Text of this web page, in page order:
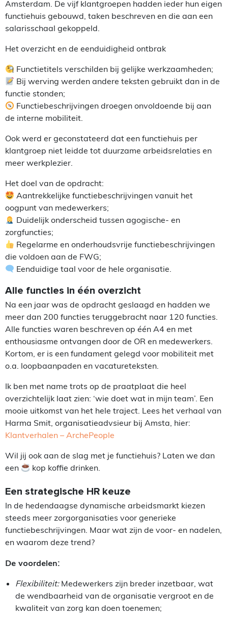
Amsterdam. De vijf klantgroepen hadden ieder hun eigen
functiehuis gebouwd, taken beschreven en die aan een
salarisschaal gekoppeld.
Het overzicht en de eenduidigheid ontbrak
Functietitels verschilden bij gelijke werkzaamheden;
Bij werving werden andere teksten gebruikt dan in de
functie stonden;
Functiebeschrijvingen droegen onvoldoende bij aan
de interne mobiliteit.
Ook werd er geconstateerd dat een functiehuis per
klantgroep niet leidde tot duurzame arbeidsrelaties en
meer werkplezier.
Het doel van de opdracht:
Aantrekkelijke functiebeschrijvingen vanuit het
oogpunt van medewerkers;
Duidelijk onderscheid tussen agogische- en
zorgfuncties;
Regelarme en onderhoudsvrije functiebeschrijvingen
die voldoen aan de FWG;
Eenduidige taal voor de hele organisatie.
Alle functies in één overzicht
Na een jaar was de opdracht geslaagd en hadden we
meer dan 200 functies teruggebracht naar 120 functies.
Alle functies waren beschreven op één A4 en met
enthousiasme ontvangen door de OR en medewerkers.
Kortom, er is een fundament gelegd voor mobiliteit met
o.a. loopbaanpaden en vacatureteksten.
Ik ben met name trots op de praatplaat die heel
overzichtelijk laat zien: ‘wie doet wat in mijn team’. Een
mooie uitkomst van het hele traject. Lees het verhaal van
Harma Smit, organisatieadvsieur bij Amsta, hier:
Klantverhalen – ArchePeople
Wil jij ook aan de slag met je functiehuis? Laten we dan
een
kop koffie drinken.
Een strategische HR keuze
In de hedendaagse dynamische arbeidsmarkt kiezen
steeds meer zorgorganisaties voor generieke
functiebeschrijvingen. Maar wat zijn de voor- en nadelen,
en waarom deze trend?
De voordelen:
Flexibiliteit:Medewerkers zijn breder inzetbaar, wat
de wendbaarheid van de organisatie vergroot en de
kwaliteit van zorg kan doen toenemen;